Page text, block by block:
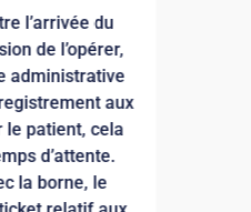
les objectifs de
papiers et
rendus au
décidé
au sein de
Ce passage
facilite